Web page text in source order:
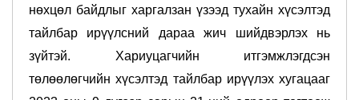
нөхцөл байдлыг харгалзан үзээд тухайн хүсэлтэд
тайлбар ирүүлсний дараа жич шийдвэрлэх нь
зүйтэй. Хариуцагчийн итгэмжлэгдсэн
төлөөлөгчийн хүсэлтэд тайлбар ирүүлэх хугацааг